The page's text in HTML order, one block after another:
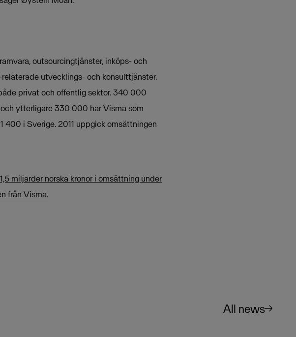
outsourcingtjänster, inköps- och
utvecklings- och konsulttjänster.
privat och offentlig sektor. 340 000
ytterligare 330 000 har Visma som
400 i Sverige. 2011 uppgick omsättningen
miljarder norska kronor i omsättning under
från Visma.
All news